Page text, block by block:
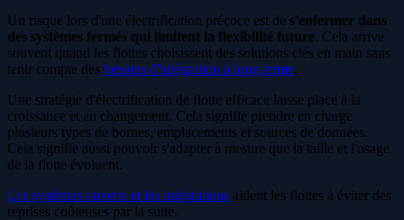
Un risque lors d'une électrification précoce est de s'enfermer dans
des systèmes fermés qui limitent la flexibilité future. Cela arrive
souvent quand les flottes choisissent des solutions clés en main sans
tenir compte des besoins d'intégration à long terme.
Une stratégie d'électrification de flotte efficace laisse place à la
croissance et au changement. Cela signifie prendre en charge
plusieurs types de bornes, emplacements et sources de données.
Cela signifie aussi pouvoir s'adapter à mesure que la taille et l'usage
de la flotte évoluent.
Les systèmes ouverts et les intégrations aident les flottes à éviter des
reprises coûteuses par la suite.